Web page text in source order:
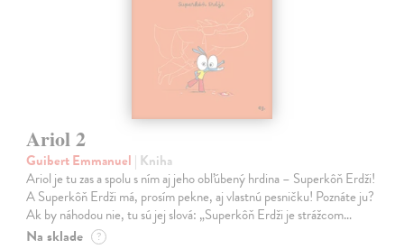
Ariol 2
Guibert Emmanuel | Kniha
Ariol je tu zas a spolu s ním aj jeho obľúbený hrdina – Superkôň Erdži!
A Superkôň Erdži má, prosím pekne, aj vlastnú pesničku! Poznáte ju?
Ak by náhodou nie, tu sú jej slová: „Superkôň Erdži je strážcom…
Na sklade ?